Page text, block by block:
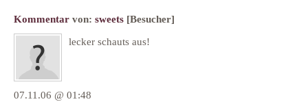
Kommentar von: sweets [Besucher]
lecker schauts aus!
07.11.06 @ 01:48